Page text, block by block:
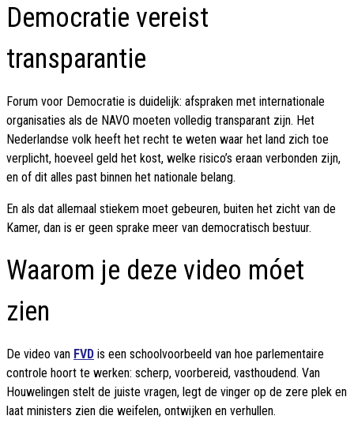
Democratie vereist
transparantie
Forum voor Democratie is duidelijk: afspraken met internationale
organisaties als de NAVO moeten volledig transparant zijn. Het
Nederlandse volk heeft het recht te weten waar het land zich toe
verplicht, hoeveel geld het kost, welke risico’s eraan verbonden zijn,
en of dit alles past binnen het nationale belang.
En als dat allemaal stiekem moet gebeuren, buiten het zicht van de
Kamer, dan is er geen sprake meer van democratisch bestuur.
Waarom je deze video móet
zien
De video van FVD is een schoolvoorbeeld van hoe parlementaire
controle hoort te werken: scherp, voorbereid, vasthoudend. Van
Houwelingen stelt de juiste vragen, legt de vinger op de zere plek en
laat ministers zien die weifelen, ontwijken en verhullen.